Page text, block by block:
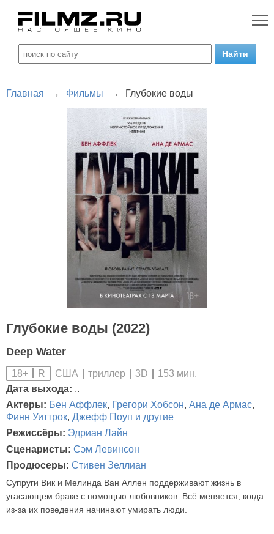
Главная → Фильмы → Глубокие воды
Глубокие воды (2022)
Deep Water
18+ R США триллер 3D
153 мин.
Дата выхода: ..
Актеры: Бен Аффлек, Грегори Хобсон, Ана де Армас,
Финн Уиттрок, Джефф Поуп и другие
Режиссёры: Эдриан Лайн
Сценаристы: Сэм Левинсон
Продюсеры: Стивен Зеллиан
Супруги Вик и Мелинда Ван Аллен поддерживают жизнь в
угасающем браке с помощью любовников. Всё меняется, когда
из-за их поведения начинают умирать люди.